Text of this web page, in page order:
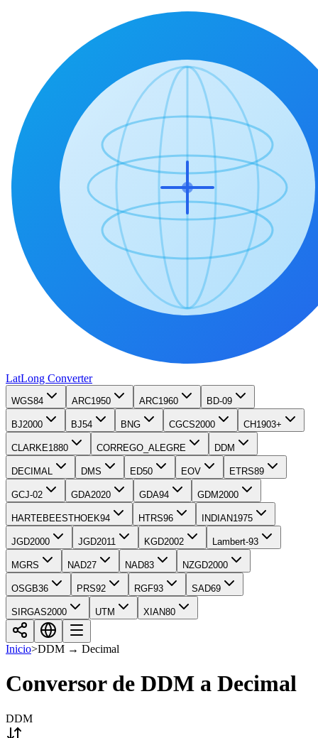
LatLong Converter
WGS84 ARC1950 ARC1960 BD-09
BJ2000 BJ54 BNG CGCS2000 CH1903+
CLARKE1880 CORREGO_ALEGRE DDM
DECIMAL DMS ED50 EOV ETRS89
GCJ-02 GDA2020 GDA94 GDM2000
HARTEBEESTHOEK94 HTRS96 INDIAN1975
JGD2000 JGD2011 KGD2002 Lambert-93
MGRS NAD27 NAD83 NZGD2000
OSGB36 PRS92 RGF93 SAD69
SIRGAS2000 UTM XIAN80
Inicio>DDM → Decimal
Conversor de DDM a Decimal
DDM